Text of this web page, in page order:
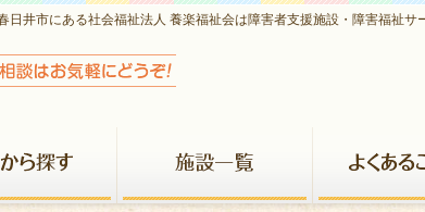
日井市にある社会福祉法人 養楽福祉会は障害者支援施設・障害福祉サ